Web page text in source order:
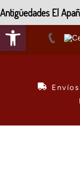
Abrir barra de
Antigüedades El